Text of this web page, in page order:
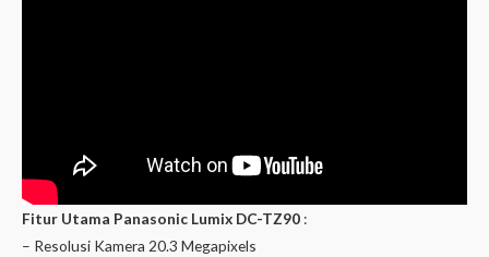
Fitur Utama Panasonic Lumix DC-TZ90 :
– Resolusi Kamera 20.3 Megapixels